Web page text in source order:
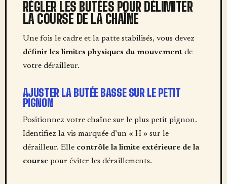
RÉGLER LES BUTÉES POUR DÉLIMITER
LA COURSE DE LA CHAÎNE
Une fois le cadre et la patte stabilisés, vous devez
définir les limites physiques du mouvementde
votre dérailleur.
AJUSTER LA BUTÉE BASSE SUR LE PETIT
PIGNON
Positionnez votre chaîne sur le plus petit pignon.
Identifiez la vis marquée d’un « H » sur le
dérailleur. Elle contrôle la limite extérieure de la
coursepour éviter les déraillements.